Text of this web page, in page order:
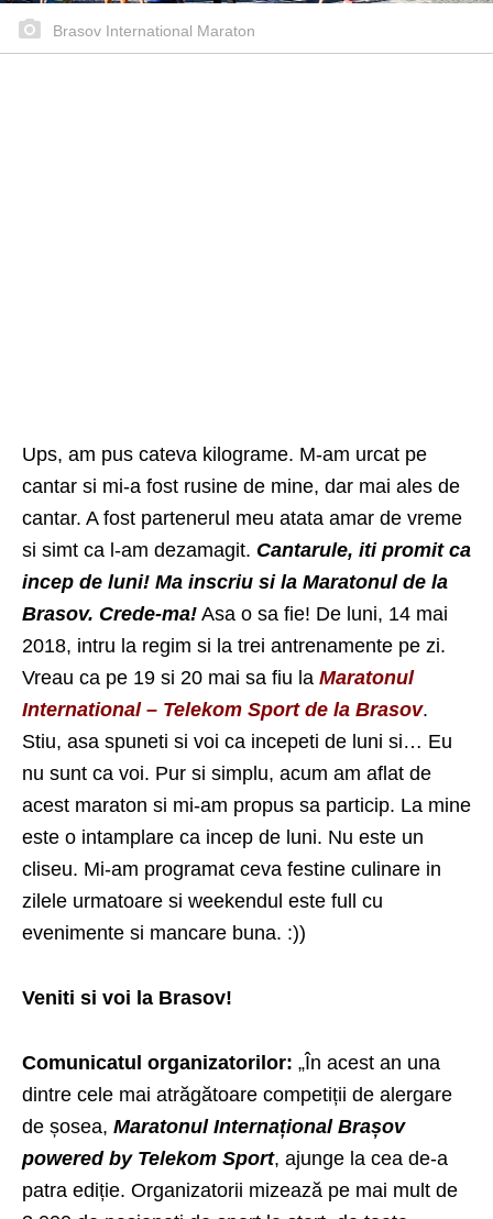
Brasov International Maraton
Ups, am pus cateva kilograme. M-am urcat pe
cantar si mi-a fost rusine de mine, dar mai ales de
cantar. A fost partenerul meu atata amar de vreme
si simt ca l-am dezamagit. Cantarule, iti promit ca
incep de luni! Ma inscriu si la Maratonul de la
Brasov. Crede-ma! Asa o sa fie! De luni, 14 mai
2018, intru la regim si la trei antrenamente pe zi.
Vreau ca pe 19 si 20 mai sa fiu la Maratonul
International – Telekom Sport de la Brasov.
Stiu, asa spuneti si voi ca incepeti de luni si… Eu
nu sunt ca voi. Pur si simplu, acum am aflat de
acest maraton si mi-am propus sa particip. La mine
este o intamplare ca incep de luni. Nu este un
cliseu. Mi-am programat ceva festine culinare in
zilele urmatoare si weekendul este full cu
evenimente si mancare buna. :))
Veniti si voi la Brasov!
Comunicatul organizatorilor: „În acest an una
dintre cele mai atrăgătoare competiții de alergare
de șosea, Maratonul Internațional Brașov
powered by Telekom Sport, ajunge la cea de-a
patra ediție. Organizatorii mizează pe mai mult de